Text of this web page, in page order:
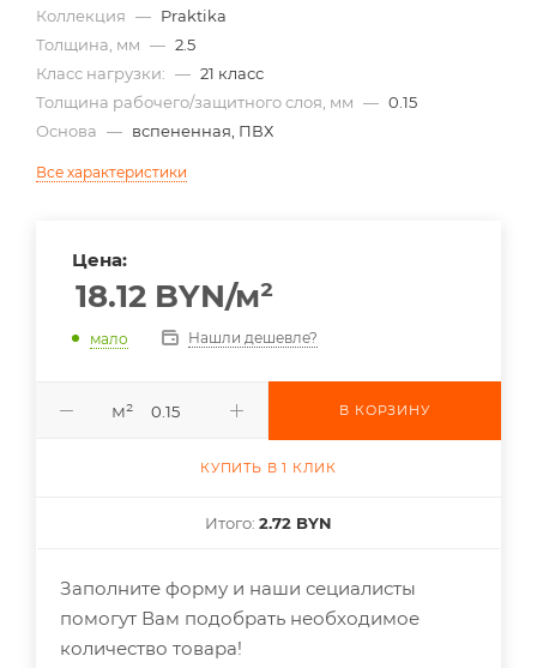
Коллекция — Praktika
Толщина, мм — 2.5
Класс нагрузки: — 21 класс
Толщина рабочего/защитного слоя, мм — 0.15
Основа — вспененная, ПВХ
Все характеристики
Цена:
18.12 BYN/м²
мало Нашли дешевле?
м² В КОРЗИНУ
КУПИТЬ В 1 КЛИК
Итого: 2.72 BYN
Заполните форму и наши сециалисты
помогут Вам подобрать необходимое
количество товара!